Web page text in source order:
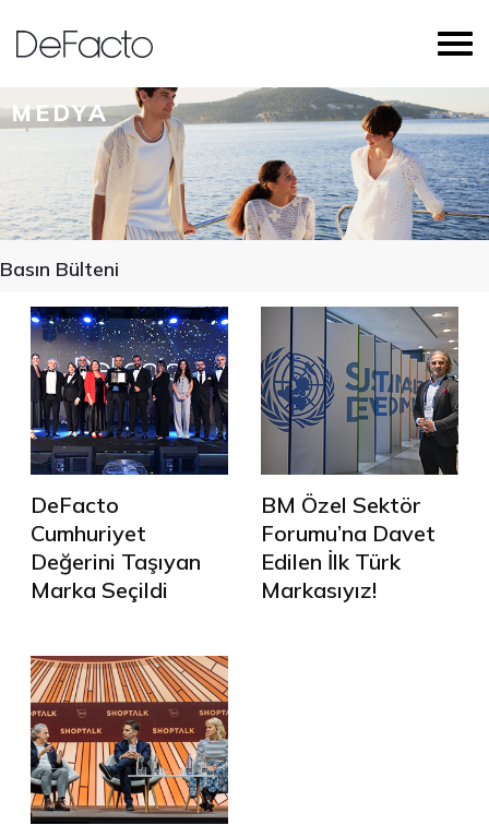
MEDYA
Basın Bülteni
DeFacto
Cumhuriyet
Değerini Taşıyan
Marka Seçildi
BM Özel Sektör
Forumu’na Davet
Edilen İlk Türk
Markasıyız!